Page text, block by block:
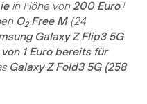
in Höhe von 200 Euro. 1
O2Free M(24
Galaxy Z Flip3 5G
1 Euro bereits für
Galaxy Z Fold3 5G (258